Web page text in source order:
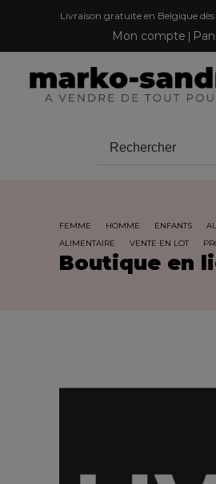
Livraison gratuite en Belgique dès
Mon compte
FEMME HOMME ENFANTS
ALIMENTAIRE
VENTE EN LOT
Boutique en